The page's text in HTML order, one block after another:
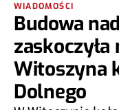
WIADOMOŚCI
Budowa
Witoszyna
Dolnego